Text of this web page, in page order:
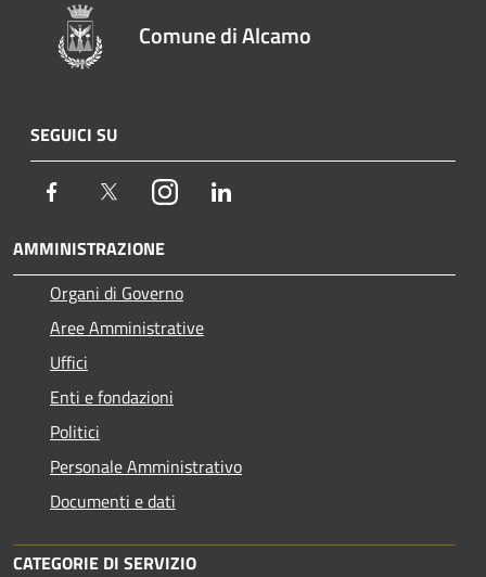
Comune di Alcamo
SEGUICI SU
Facebook TwitterInstagram
AMMINISTRAZIONE
Organi di Governo
Aree Amministrative
Uffici
Enti e fondazioni
Politici
Personale Amministrativo
Documenti e dati
CATEGORIE DI SERVIZIO